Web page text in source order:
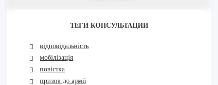
ТЕГИ КОНСУЛЬТАЦИИ
відповідальність
мобілізація
повістка
призов до армії